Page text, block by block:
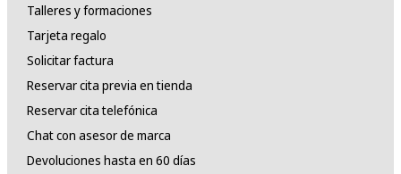
Talleres y formaciones
Tarjeta regalo
Solicitar factura
Reservar cita previa en tienda
Reservar cita telefónica
Chat con asesor de marca
Devoluciones hasta en 60 días